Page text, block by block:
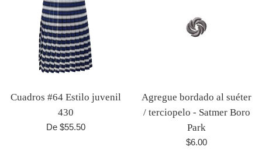
Cuadros #64 Estilo juvenil
430
De $55.50
Agregue bordado al suéter
/ terciopelo - Satmer Boro
Park
Precio
$6.00